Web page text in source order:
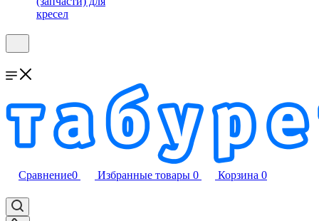
кресел
Сравнение0 Избранные товары 0 Корзина 0